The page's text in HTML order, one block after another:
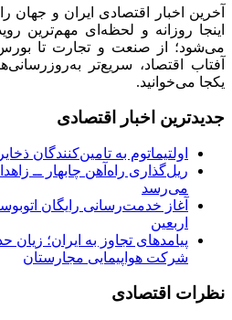
آخرین اخبار اقتصادی ایران و جهان
اینجا روزانه و لحظه‌ای مهم‌ترین
می‌شود؛ از صنعت و تجارت تا
آفتاب اقتصاد، سریع‌تر
یکجا می‌خوانید.
جدیدترین اخبار اقتصادی
اولتیماتوم به تامین‌کنندگان
ریل‌گذاری راه‌آهن چابهار ــ
می‌رسد
آغاز خدمت‌رسانی رایگان
اربعین
شرکت هواپیمایی مجارستان
نظرات اقتصادی